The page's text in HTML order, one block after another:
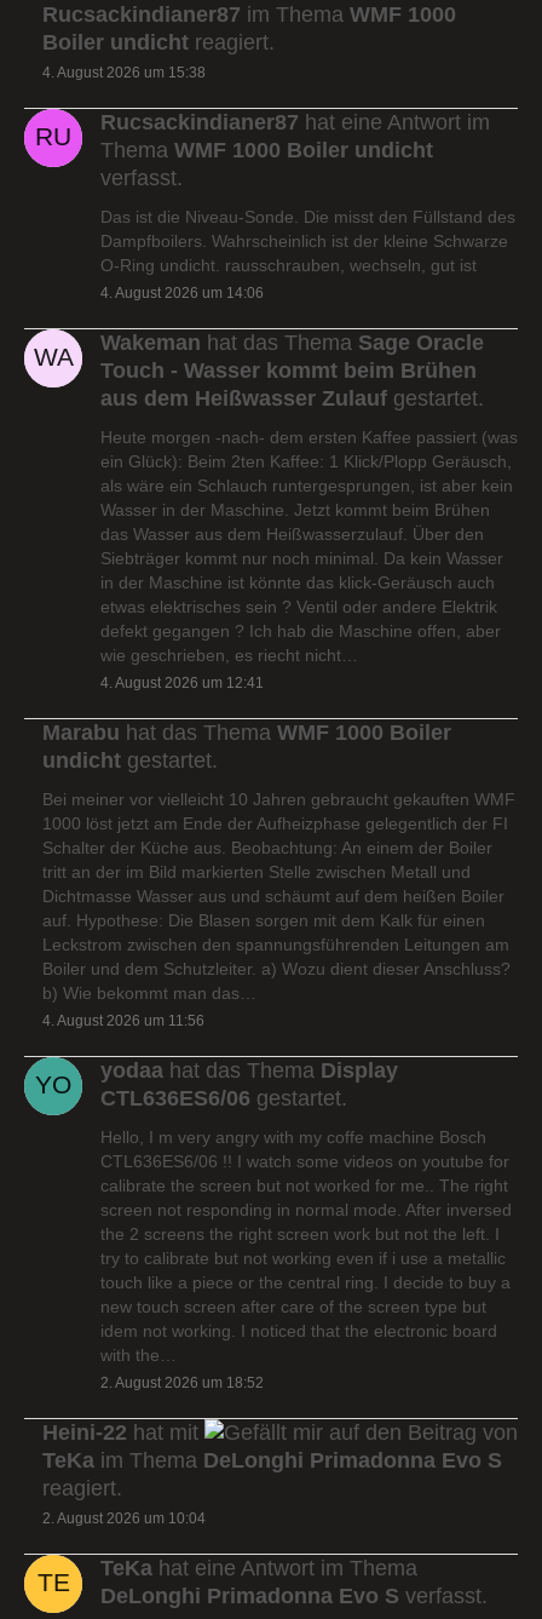
Rucsackindianer87 im Thema WMF 1000
Boiler undicht reagiert.
4. August 2026 um 15:38
Rucsackindianer87 hat eine Antwort im
Thema WMF 1000 Boiler undicht
verfasst.
Das ist die Niveau-Sonde. Die misst den Füllstand des
Dampfboilers. Wahrscheinlich ist der kleine Schwarze
O-Ring undicht. rausschrauben, wechseln, gut ist
4. August 2026 um 14:06
Wakeman hat das Thema Sage Oracle
Touch - Wasser kommt beim Brühen
aus dem Heißwasser Zulauf gestartet.
Heute morgen -nach- dem ersten Kaffee passiert (was
ein Glück): Beim 2ten Kaffee: 1 Klick/Plopp Geräusch,
als wäre ein Schlauch runtergesprungen, ist aber kein
Wasser in der Maschine. Jetzt kommt beim Brühen
das Wasser aus dem Heißwasserzulauf. Über den
Siebträger kommt nur noch minimal. Da kein Wasser
in der Maschine ist könnte das klick-Geräusch auch
etwas elektrisches sein ? Ventil oder andere Elektrik
defekt gegangen ? Ich hab die Maschine offen, aber
wie geschrieben, es riecht nicht…
4. August 2026 um 12:41
Marabu hat das Thema WMF 1000 Boiler
undicht gestartet.
Bei meiner vor vielleicht 10 Jahren gebraucht gekauften WMF
1000 löst jetzt am Ende der Aufheizphase gelegentlich der FI
Schalter der Küche aus. Beobachtung: An einem der Boiler
tritt an der im Bild markierten Stelle zwischen Metall und
Dichtmasse Wasser aus und schäumt auf dem heißen Boiler
auf. Hypothese: Die Blasen sorgen mit dem Kalk für einen
Leckstrom zwischen den spannungsführenden Leitungen am
Boiler und dem Schutzleiter. a) Wozu dient dieser Anschluss?
b) Wie bekommt man das…
4. August 2026 um 11:56
yodaa hat das Thema Display
CTL636ES6/06 gestartet.
Hello, I m very angry with my coffe machine Bosch
CTL636ES6/06 !! I watch some videos on youtube for
calibrate the screen but not worked for me.. The right
screen not responding in normal mode. After inversed
the 2 screens the right screen work but not the left. I
try to calibrate but not working even if i use a metallic
touch like a piece or the central ring. I decide to buy a
new touch screen after care of the screen type but
idem not working. I noticed that the electronic board
with the…
2. August 2026 um 18:52
Heini-22 hat mit
auf den Beitrag von
TeKa im Thema DeLonghi Primadonna Evo S
reagiert.
2. August 2026 um 10:04
TeKa hat eine Antwort im Thema
DeLonghi Primadonna Evo S verfasst.